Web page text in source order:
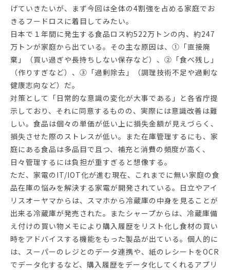
げていきたいが、まず今回は全体の4割強を占める家庭でお
きるフードロスに着目してみたい。
日本で１年間に発生する食品ロス約522万トンの内、約247
万トンが家庭から出ている。その主な原因は、①「直接廃
棄」（買い過ぎや長持ちしない保存など）、➁「食べ残し」
（作りすぎなど）、③「過剰除去」（調理技術不足や過剰な
健康志向など）だ。
対策として「日常的な意識の変化が大事である」と各省庁提
示しており、それに同意するものの、実際には意識改善は難
しい。食品は個々の単価が低い上に損失金額が見えづらく、
損失させた際のストレスが低い。また在庫管理するにも、家
庭にある食品は多品目で且つ、補充と消費の頻度が高く、
日々管理するには負担が重すぎると想像する。
ただ、家電のIT/IOT化が進む現在、これまでに無い家庭の食
品在庫の悩みを解決する家電が開発されている。日立やアイ
リスオーヤマからは、スマホから冷蔵庫の中身を見ることが
出来る冷蔵庫が発売された。またシャープからは、冷蔵庫備
え付けの買い物メモにより購入履歴をリスト化し食材の買い
時をアドバイスする機能をもった製品が出ている。個人的に
は、スーパーのレジとのデータ連携や、紙のレシートをOCR
でデータ化するなど、購入履歴をデータ化してくれるアプリ